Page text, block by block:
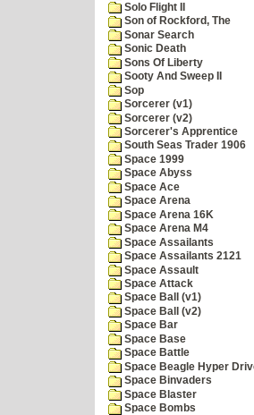
Solo Flight II
Son of Rockford, The
Sonar Search
Sonic Death
Sons Of Liberty
Sooty And Sweep II
Sop
Sorcerer (v1)
Sorcerer (v2)
Sorcerer's Apprentice
South Seas Trader 1906
Space 1999
Space Abyss
Space Ace
Space Arena
Space Arena 16K
Space Arena M4
Space Assailants
Space Assailants 2121
Space Assault
Space Attack
Space Ball (v1)
Space Ball (v2)
Space Bar
Space Base
Space Battle
Space Beagle Hyper
Space Binvaders
Space Blaster
Space Bombs